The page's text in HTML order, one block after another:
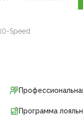
Speed
Программа